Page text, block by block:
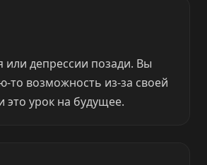
или депрессии позади. Вы
то возможность из-за своей
это урок на будущее.